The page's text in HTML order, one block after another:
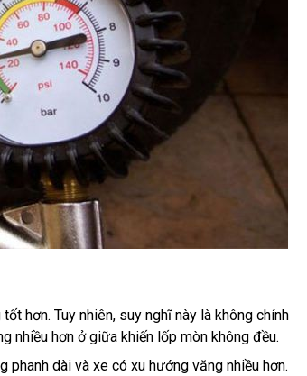
hơn. Tuy nhiên, suy nghĩ này là không chính
nhiều hơn ở giữa khiến lốp mòn không đều.
dài và xe có xu hướng văng nhiều hơn.